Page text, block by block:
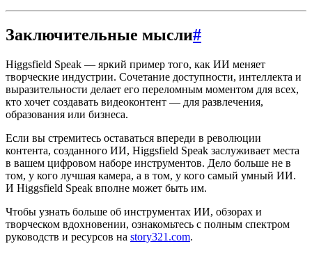
Заключительные мысли#
Higgsfield Speak — яркий пример того, как ИИ меняет
творческие индустрии. Сочетание доступности, интеллекта и
выразительности делает его переломным моментом для всех,
кто хочет создавать видеоконтент — для развлечения,
образования или бизнеса.
Если вы стремитесь оставаться впереди в революции
контента, созданного ИИ, Higgsfield Speak заслуживает места
в вашем цифровом наборе инструментов. Дело больше не в
том, у кого лучшая камера, а в том, у кого самый умный ИИ.
И Higgsfield Speak вполне может быть им.
Чтобы узнать больше об инструментах ИИ, обзорах и
творческом вдохновении, ознакомьтесь с полным спектром
руководств и ресурсов на story321.com.